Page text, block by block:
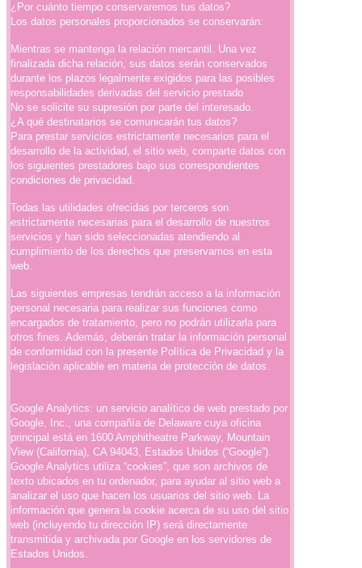
¿Por cuánto tiempo conservaremos tus datos?
Los datos personales proporcionados se conservarán:
Mientras se mantenga la relación mercantil. Una vez
finalizada dicha relación, sus datos serán conservados
durante los plazos legalmente exigidos para las posibles
responsabilidades derivadas del servicio prestado
No se solicite su supresión por parte del interesado.
¿A qué destinatarios se comunicarán tus datos?
Para prestar servicios estrictamente necesarios para el
desarrollo de la actividad, el sitio web, comparte datos con
los siguientes prestadores bajo sus correspondientes
condiciones de privacidad.
Todas las utilidades ofrecidas por terceros son
estrictamente necesarias para el desarrollo de nuestros
servicios y han sido seleccionadas atendiendo al
cumplimiento de los derechos que preservamos en esta
web.
Las siguientes empresas tendrán acceso a la información
personal necesaria para realizar sus funciones como
encargados de tratamiento, pero no podrán utilizarla para
otros fines. Además, deberán tratar la información personal
de conformidad con la presente Política de Privacidad y la
legislación aplicable en materia de protección de datos.
Google Analytics: un servicio analítico de web prestado por
Google, Inc., una compañía de Delaware cuya oficina
principal está en 1600 Amphitheatre Parkway, Mountain
View (California), CA 94043, Estados Unidos (“Google”).
Google Analytics utiliza “cookies”, que son archivos de
texto ubicados en tu ordenador, para ayudar al sitio web a
analizar el uso que hacen los usuarios del sitio web. La
información que genera la cookie acerca de su uso del sitio
web (incluyendo tu dirección IP) será directamente
transmitida y archivada por Google en los servidores de
Estados Unidos.